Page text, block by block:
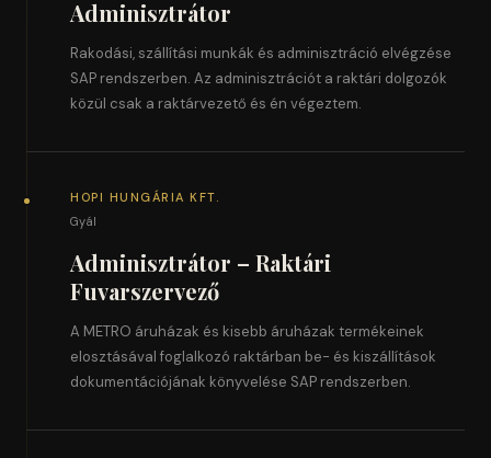
Adminisztrátor
Rakodási, szállítási munkák és adminisztráció elvégzése
SAP rendszerben. Az adminisztrációt a raktári dolgozók
közül csak a raktárvezető és én végeztem.
HOPI HUNGÁRIA KFT.
Gyál
Adminisztrátor – Raktári
Fuvarszervező
A METRO áruházak és kisebb áruházak termékeinek
elosztásával foglalkozó raktárban be- és kiszállítások
dokumentációjának könyvelése SAP rendszerben.